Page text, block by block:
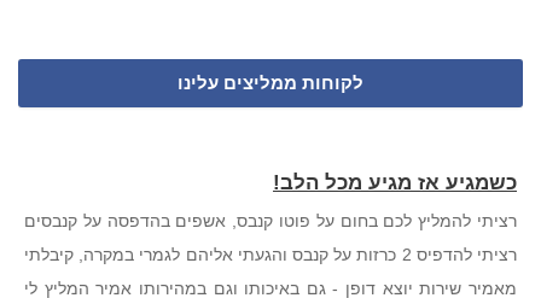
לקוחות ממליצים עלינו
כשמגיע אז מגיע מכל הלב!
רציתי להמליץ לכם בחום על פוטו קנבס, אשפים בהדפסה על קנבסים
רציתי להדפיס 2 כרזות על קנבס והגעתי אליהם לגמרי במקרה, קיבלתי
מאמיר שירות יוצא דופן - גם באיכותו וגם במהירותו אמיר המליץ לי